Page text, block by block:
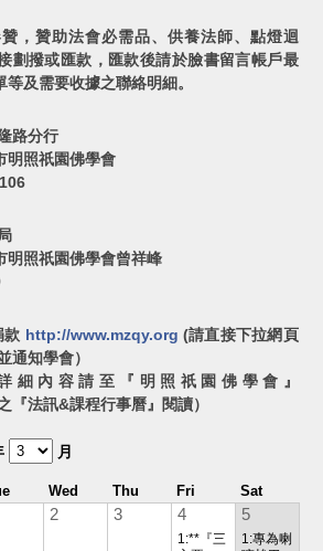
，贊助法會必需品、供養法師、點燈迴
劃撥或匯款，匯款後請於臉書留言帳戶最
及需要收據之聯絡明細。
路分行
明照祇園佛學會
明照祇園佛學會曾祥峰
款 http://www.mzqy.org (請直接下拉網頁
通知學會）
細內容請至『明照祇園佛學會』
『法訊&課程行事曆』閱讀）
月
Wed Thu Fri Sat
2 3 4
1:**『三
5
1:專為喇